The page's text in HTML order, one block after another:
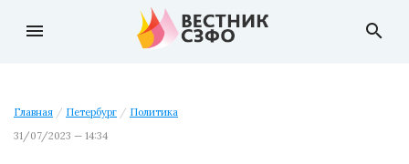
menu search
Главная / Петербург / Политика
31/07/2023 — 14:34